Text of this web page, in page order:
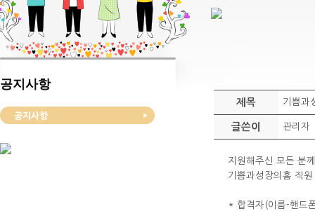
공지사항
공지사항
제목 기쁨과
글쓴이 관리자
지원해주신 모든 분
기쁨과성장의홈 직
* 합격자(이름-핸드